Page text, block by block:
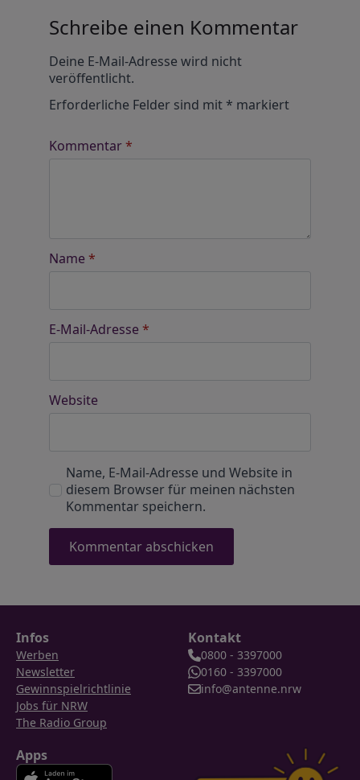
Schreibe einen Kommentar
Deine E-Mail-Adresse wird nicht
veröffentlicht.
Erforderliche Felder sind mit* markiert
Kommentar*
Name *
E-Mail-Adresse *
Website
Name, E-Mail-Adresse und Website in
diesem Browser für meinen nächsten
Kommentar speichern.
Infos
Werben
Newsletter
Gewinnspielrichtlinie
Jobs für NRW
The Radio Group
Kontakt
0800 - 3397000
0160 - 3397000
info@antenne.nrw
Apps